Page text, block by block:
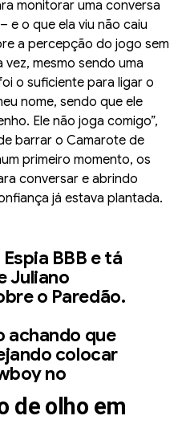
monitorar uma conversa
e o que ela viu não caiu
a percepção do jogo sem
mesmo sendo uma
o suficiente para ligar o
nome, sendo que ele
Ele não joga comigo”,
barrar o Camarote de
primeiro momento, os
conversar e abrindo
já estava plantada.
BBB e tá
Juliano
o Paredão.
achando que
colocar
no
de olho em